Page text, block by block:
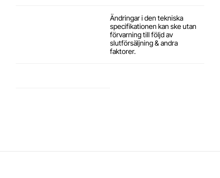
Ändringar i den tekniska
specifikationen kan ske utan
förvarning till följd av
slutförsäljning & andra
faktorer.